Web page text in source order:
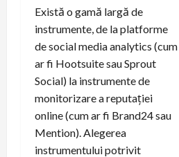
Există o gamă largă de
instrumente, de la platforme
de social media analytics (cum
ar fi Hootsuite sau Sprout
Social) la instrumente de
monitorizare a reputației
online (cum ar fi Brand24 sau
Mention). Alegerea
instrumentului potrivit